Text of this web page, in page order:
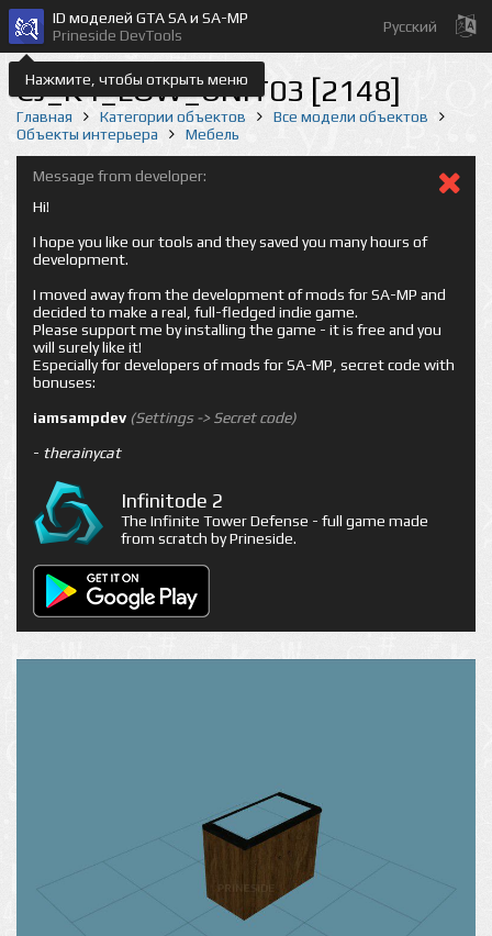
Нажмите, чтобы открыть меню
ID моделей GTA SA и SA-MP
Prineside DevTools
Русский
CJ_K4_LOW_UNIT03 [2148]
Главная Категории объектов
Все модели объектов
Объекты интерьера
Мебель
Message from developer:
Hi!
I hope you like our tools and they saved you many hours of
development.
I moved away from the development of mods for SA-MP and
decided to make a real, full-fledged indie game.
Please support me by installing the game - it is free and you
will surely like it!
Especially for developers of mods for SA-MP, secret code with
bonuses:
iamsampdev (Settings -> Secret code)
- therainycat
Infinitode 2
The Infinite Tower Defense - full game made
from scratch by Prineside.